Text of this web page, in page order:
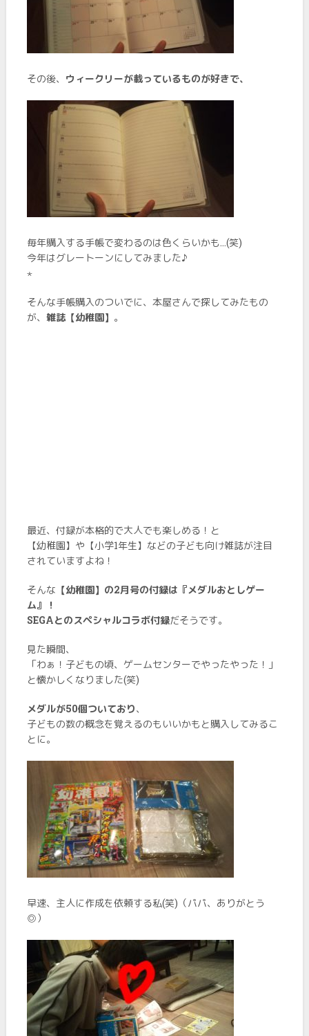
その後、 ウィークリーが載っているものが好きで、
毎年購入する手帳で変わるのは色くらいかも…(笑)
今年はグレートーンにしてみました♪
⋆
そんな手帳購入のついでに、本屋さんで探してみたもの
が、雑誌【幼稚園】 。
最近、付録が本格的で大人でも楽しめる！と
【幼稚園】や【小学1年生】などの子ども向け雑誌が注目
されていますよね！
そんな 【幼稚園】の2月号の付録は『メダルおとしゲー
ム』！
SEGAとのスペシャルコラボ付録だそうです。
見た瞬間、
「わぁ！子どもの頃、ゲームセンターでやったやった！」
と懐かしくなりました(笑)
メダルが50個ついており、
子どもの数の概念を覚えるのもいいかもと購入してみるこ
とに。
早速、主人に作成を依頼する私(笑)（パパ、ありがとう
◎）